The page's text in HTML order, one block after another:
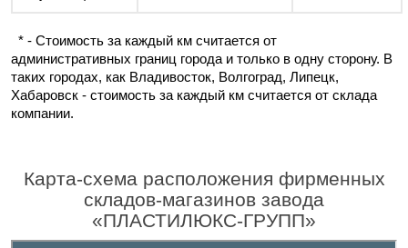
* - Стоимость за каждый км считается от
административных границ города и только в одну сторону. В
таких городах, как Владивосток, Волгоград, Липецк,
Хабаровск - стоимость за каждый км считается от склада
компании.
Карта-схема расположения фирменных
складов-магазинов завода
«ПЛАСТИЛЮКС-ГРУПП»